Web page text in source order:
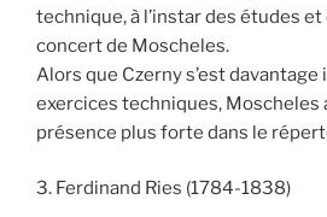
technique, à l’instar des études
concert de Moscheles.
Alors que Czerny s’est
exercices techniques, Moscheles
présence plus forte dans le
3. Ferdinand Ries (1784-1838)